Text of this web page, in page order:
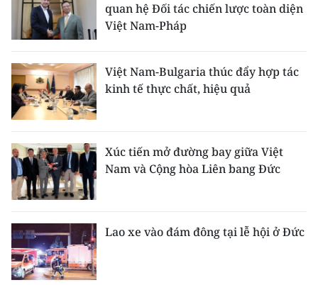
quan hệ Đối tác chiến lược toàn diện
Việt Nam-Pháp
Việt Nam-Bulgaria thúc đẩy hợp tác
kinh tế thực chất, hiệu quả
Xúc tiến mở đường bay giữa Việt
Nam và Cộng hòa Liên bang Đức
Lao xe vào đám đông tại lễ hội ở Đức